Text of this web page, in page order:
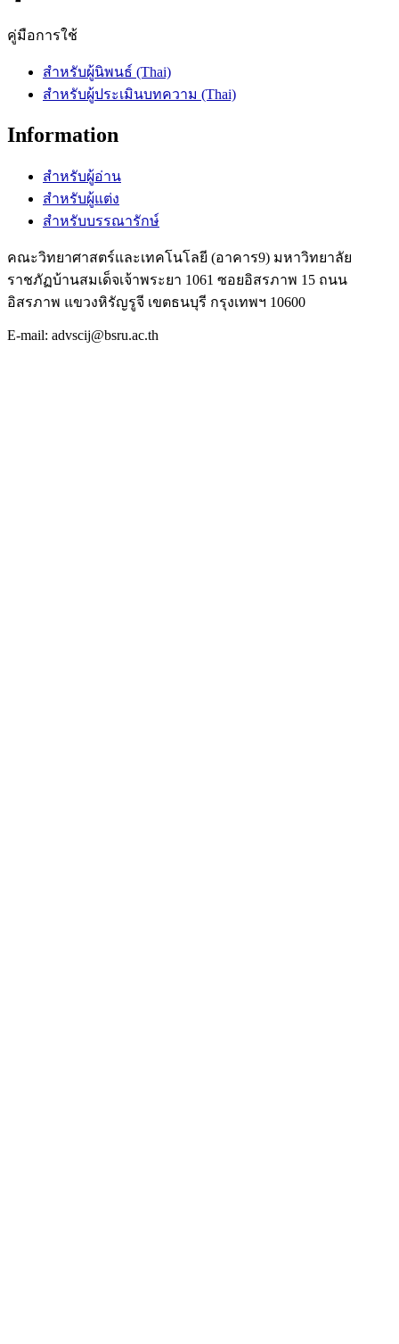
คู่มือการใช้
สำหรับผู้นิพนธ์ (Thai)
สำหรับผู้ประเมินบทความ (Thai)
Information
สำหรับผู้อ่าน
สำหรับผู้แต่ง
สำหรับบรรณารักษ์
คณะวิทยาศาสตร์และเทคโนโลยี (อาคาร9) มหาวิทยาลัย
ราชภัฏบ้านสมเด็จเจ้าพระยา 1061 ซอยอิสรภาพ 15 ถนน
อิสรภาพ แขวงหิรัญรูจี เขตธนบุรี กรุงเทพฯ 10600
E-mail: advscij@bsru.ac.th